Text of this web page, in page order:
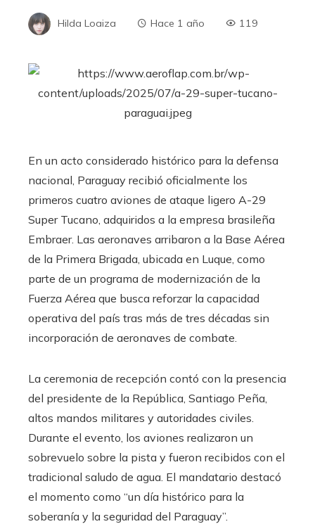
Hilda Loaiza Hace 1 año 119
En un acto considerado histórico para la defensa
nacional, Paraguay recibió oficialmente los
primeros cuatro aviones de ataque ligero A-29
Super Tucano, adquiridos a la empresa brasileña
Embraer. Las aeronaves arribaron a la Base Aérea
de la Primera Brigada, ubicada en Luque, como
parte de un programa de modernización de la
Fuerza Aérea que busca reforzar la capacidad
operativa del país tras más de tres décadas sin
incorporación de aeronaves de combate.
La ceremonia de recepción contó con la presencia
del presidente de la República, Santiago Peña,
altos mandos militares y autoridades civiles.
Durante el evento, los aviones realizaron un
sobrevuelo sobre la pista y fueron recibidos con el
tradicional saludo de agua. El mandatario destacó
el momento como “un día histórico para la
soberanía y la seguridad del Paraguay”.